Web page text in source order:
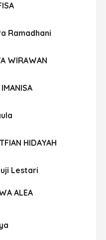
Ramadhani
WIRAWAN
HIDAYAH
Lestari
ALEA